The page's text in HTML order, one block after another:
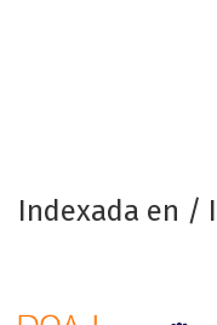
Indexada en /